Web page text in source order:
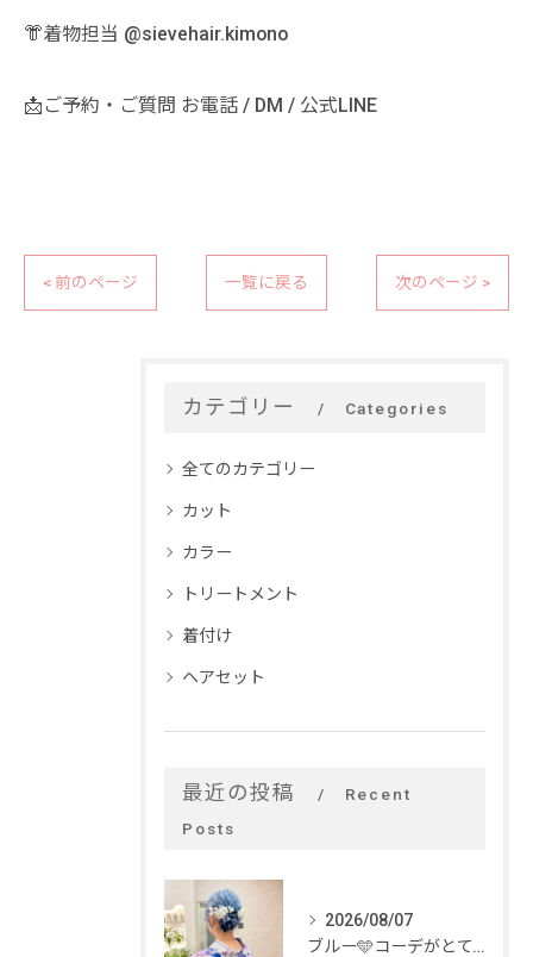
👘着物担当 @sievehair.kimono
📩ご予約・ご質問 お電話 / DM / 公式LINE
< 前のページ 一覧に戻る 次のページ >
カテゴリー Categories
全てのカテゴリー
カット
カラー
トリートメント
着付け
ヘアセット
最近の投稿
Recent
Posts
2026/08/07
ブルー🩵コーデがとてもお似合いでした✨